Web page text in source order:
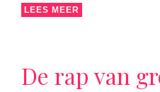
LEES MEER
De rap van